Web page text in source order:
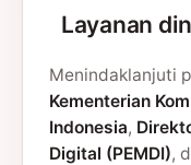
Layanan
Menindaklanjuti
Kementerian
Indonesia,
Digital (PEMDI),